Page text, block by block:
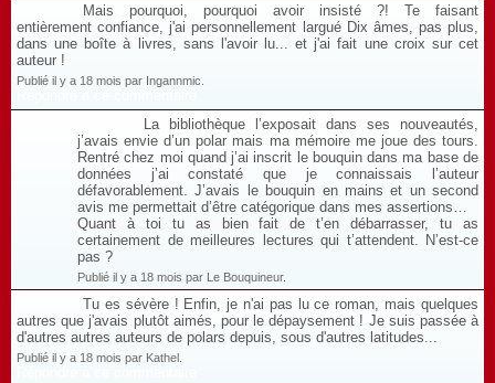
Mais pourquoi, pourquoi avoir insisté ?! Te faisant
entièrement confiance, j'ai personnellement largué Dix âmes, pas plus,
dans une boîte à livres, sans l'avoir lu... et j'ai fait une croix sur cet
auteur !
Publié il y a 18 mois par Ingannmic.
La bibliothèque l’exposait dans ses nouveautés,
j’avais envie d’un polar mais ma mémoire me joue des tours.
Rentré chez moi quand j’ai inscrit le bouquin dans ma base de
données j’ai constaté que je connaissais l’auteur
défavorablement. J’avais le bouquin en mains et un second
avis me permettait d’être catégorique dans mes assertions…
Quant à toi tu as bien fait de t’en débarrasser, tu as
certainement de meilleures lectures qui t’attendent. N’est-ce
pas ?
Publié il y a 18 mois par Le Bouquineur.
Tu es sévère ! Enfin, je n'ai pas lu ce roman, mais quelques
autres que j'avais plutôt aimés, pour le dépaysement ! Je suis passée à
d'autres autres auteurs de polars depuis, sous d'autres latitudes...
Publié il y a 18 mois par Kathel.